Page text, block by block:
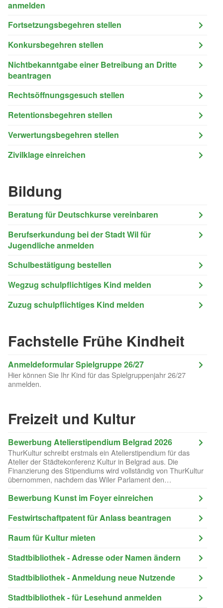
anmelden
Fortsetzungsbegehren stellen
Konkursbegehren stellen
Nichtbekanntgabe einer Betreibung an Dritte
beantragen
Rechtsöffnungsgesuch stellen
Retentionsbegehren stellen
Verwertungsbegehren stellen
Zivilklage einreichen
Bildung
Beratung für Deutschkurse vereinbaren
Berufserkundung bei der Stadt Wil für
Jugendliche anmelden
Schulbestätigung bestellen
Wegzug schulpflichtiges Kind melden
Zuzug schulpflichtiges Kind melden
Fachstelle Frühe Kindheit
Anmeldeformular Spielgruppe 26/27
Hier können Sie Ihr Kind für das Spielgruppenjahr 26/27
anmelden.
Freizeit und Kultur
Bewerbung Atelierstipendium Belgrad 2026
ThurKultur schreibt erstmals ein Atelierstipendium für das
Atelier der Städtekonferenz Kultur in Belgrad aus. Die
Finanzierung des Stipendiums wird vollständig von ThurKultur
übernommen, nachdem das Wiler Parlament den
Die Stadt Wil beteiligt sich – wie parlamentarisch beschlossen
– nicht an der Finanzierung, tritt jedoch weiterhin als Partnerin
der gemeinsamen Ausschreibung auf. Bewerbungen von
Künstlerinnen und Künstlern mit Wohnsitz, Wirkungsort oder
engem Bezug zur Region Wil sind bis zum 15. Februar 2026
möglich.
Bewerbung Kunst im Foyer einreichen
Festwirtschaftpatent für Anlass beantragen
Raum für Kultur mieten
Stadtbibliothek - Adresse oder Namen ändern
Stadtbibliothek - Anmeldung neue Nutzende
Stadtbibliothek - für Lesehund anmelden